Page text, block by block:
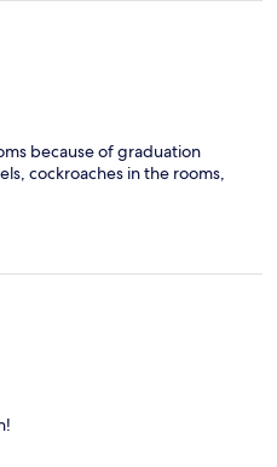
because of graduation
cockroaches in the rooms,